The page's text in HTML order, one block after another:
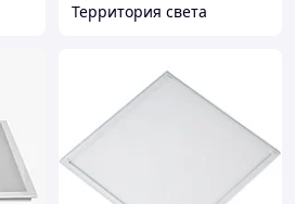
Территория света